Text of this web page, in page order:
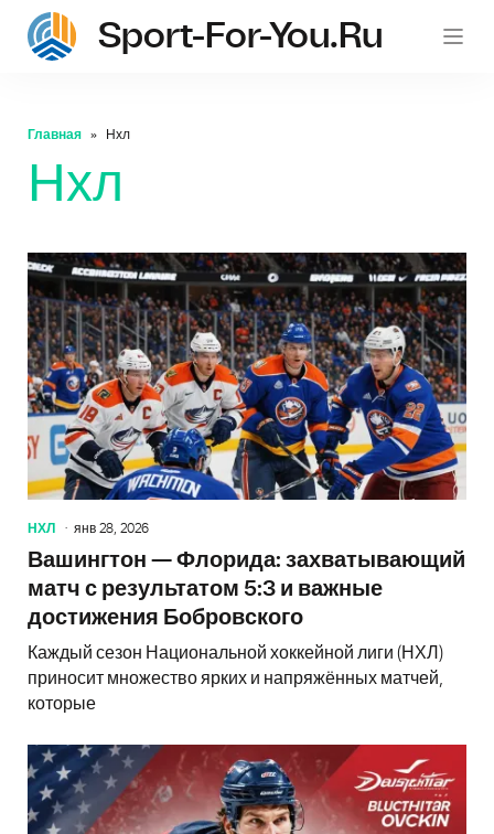
Sport-For-You.ru
Главная Нхл
Нхл
НХЛ янв 28, 2026
Вашингтон — Флорида: захватывающий
матч с результатом 5:3 и важные
достижения Бобровского
Каждый сезон Национальной хоккейной лиги (НХЛ)
приносит множество ярких и напряжённых матчей,
которые